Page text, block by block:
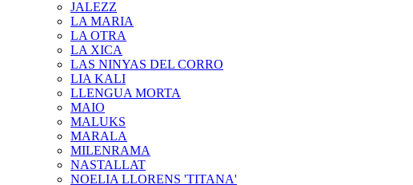
JALEZZ
LA MARIA
LA OTRA
LA XICA
LAS NINYAS DEL CORRO
LIA KALI
LLENGUA MORTA
MAIO
MALUKS
MARALA
MILENRAMA
NASTALLAT
NOELIA LLORENS 'TITANA'